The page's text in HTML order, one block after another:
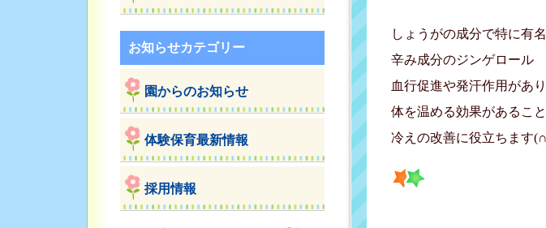
しょうがの成分で特に有
辛み成分のジンゲロール
血行促進や発汗作用があり
体を温める効果があるこ
冷えの改善に役立ちます
お知らせカテゴリー
園からのお知らせ
体験保育最新情報
採用情報